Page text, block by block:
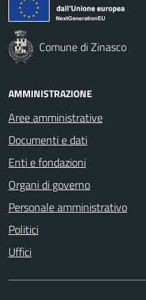
Comune di Zinasco
AMMINISTRAZIONE
Aree amministrative
Documenti e dati
Enti e fondazioni
Organi di governo
Personale amministrativo
Politici
Uffici